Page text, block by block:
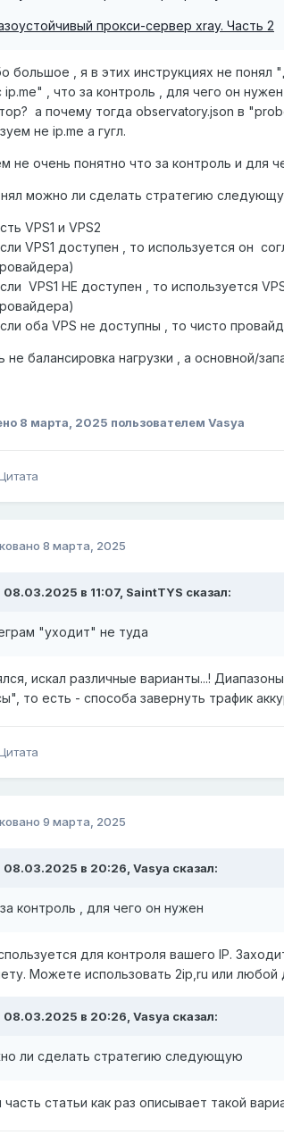
прокси-сервер xray. Часть 2
большое , я в этих инструкциях не понял
ip.me" , что за контроль , для чего он
а почему тогда observatory.json в
не ip.me а гугл.
не очень понятно что за контроль и для
можно ли сделать стратегию
VPS1 и VPS2
VPS1 доступен , то используется он
VPS1 НЕ доступен , то используется
оба VPS не доступны , то чисто
не балансировка нагрузки , а основной/
8 марта, 2025 пользователем Vasya
8 марта, 2025
08.03.2025 в 11:07, SaintTYS сказал:
"уходит" не туда
искал различные варианты...!
то есть - способа завернуть трафик
9 марта, 2025
08.03.2025 в 20:26, Vasya сказал:
контроль , для чего он нужен
для контроля вашего IP.
Можете использовать 2ip,ru или любой
08.03.2025 в 20:26, Vasya сказал:
ли сделать стратегию следующую
статьи как раз описывает такой